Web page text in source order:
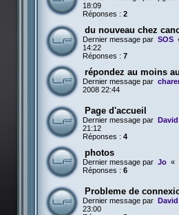
18:09
Réponses : 2
du nouveau chez
Dernier message par SOS
14:22
Réponses : 7
répondez au moins
Dernier message par
2008 22:44
Page d'accueil
Dernier message par David
21:12
Réponses : 4
photos
Dernier message par Jo «
Réponses : 6
Probleme de
Dernier message par David
23:00